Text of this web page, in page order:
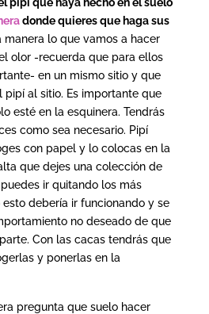
donde quieres que haga sus
manera lo que vamos a hacer
olor -recuerda que para ellos
en un mismo sitio y que
pipí al sitio. Es importante que
esté en la esquinera. Tendrás
como sea necesario. Pipí
con papel y lo colocas en la
que dejes una colección de
ir quitando los más
debería ir funcionando y se
no deseado de que
Con las cacas tendrás que
y ponerlas en la
pregunta que suelo hacer